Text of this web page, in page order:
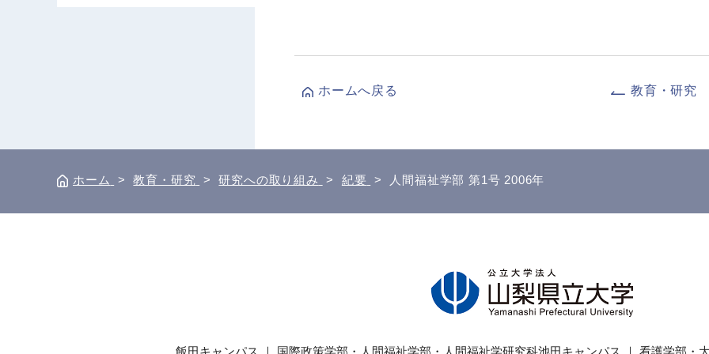
教育・研究
ホームへ戻る
ホーム >教育・研究 >研究への取り組み > 紀要 > 人間福祉学部 第1号 2006年
飯田キャンパス ｜ 国際政策学部・人間福祉学部・ 人間福祉学研究科池田キャンパス ｜ 看護学部・